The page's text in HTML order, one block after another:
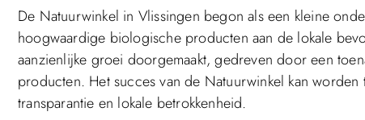
De Natuurwinkel in Vlissingen begon als een kleine
hoogwaardige biologische producten aan de lokale
aanzienlijke groei doorgemaakt, gedreven door een
producten. Het succes van de Natuurwinkel kan
transparantie en lokale betrokkenheid.